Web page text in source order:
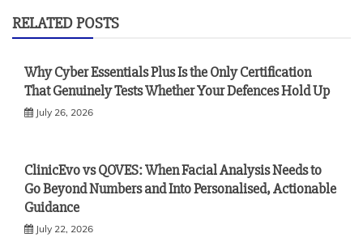
RELATED POSTS
Why Cyber Essentials Plus Is the Only Certification
That Genuinely Tests Whether Your Defences Hold Up
July 26, 2026
ClinicEvo vs QOVES: When Facial Analysis Needs to
Go Beyond Numbers and Into Personalised, Actionable
Guidance
July 22, 2026